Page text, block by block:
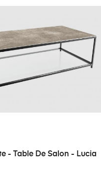
- Table De Salon - Lucia